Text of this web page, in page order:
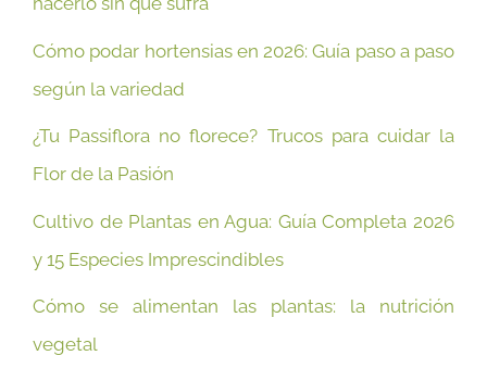
Cómo podar hortensias en 2026: Guía paso a paso
según la variedad
¿Tu Passiflora no florece? Trucos para cuidar la
Flor de la Pasión
Cultivo de Plantas en Agua: Guía Completa 2026
y 15 Especies Imprescindibles
Cómo se alimentan las plantas: la nutrición
vegetal